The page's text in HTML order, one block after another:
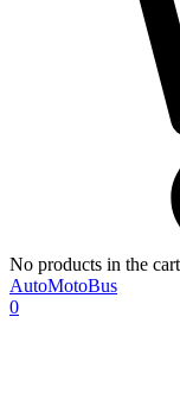
No products in the
AutoMotoBus
0